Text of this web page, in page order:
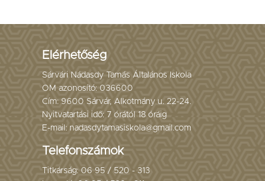
Elérhetőség
Sárvári Nádasdy Tamás Általános Iskola
OM azonosító: 036600
Cím: 9600 Sárvár, Alkotmány u. 22-24.
Nyitvatartási idő: 7 órától 18 óráig
E-mail: nadasdytamasiskola@gmail.com
Telefonszámok
Titkárság: 06 95 / 520 - 313